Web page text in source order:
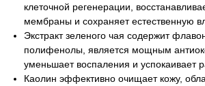
клеточной регенерации,
мембраны и сохраняет естественную
Экстракт зеленого чая содержит
полифенолы, является мощным
уменьшает воспаления и успокаивает
Каолин эффективно очищает кожу,